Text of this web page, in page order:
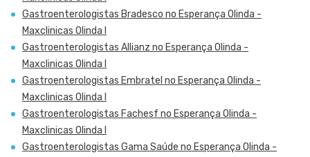
Gastroenterologistas Bradesco no Esperança Olinda -
Maxclinicas Olinda I
Gastroenterologistas Allianz no Esperança Olinda -
Maxclinicas Olinda I
Gastroenterologistas Embratel no Esperança Olinda -
Maxclinicas Olinda I
Gastroenterologistas Fachesf no Esperança Olinda -
Maxclinicas Olinda I
Gastroenterologistas Gama Saúde no Esperança Olinda -